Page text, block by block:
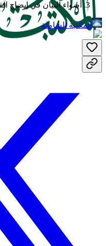
أضواء البيان في إيضاح
المكتبة الشاملة